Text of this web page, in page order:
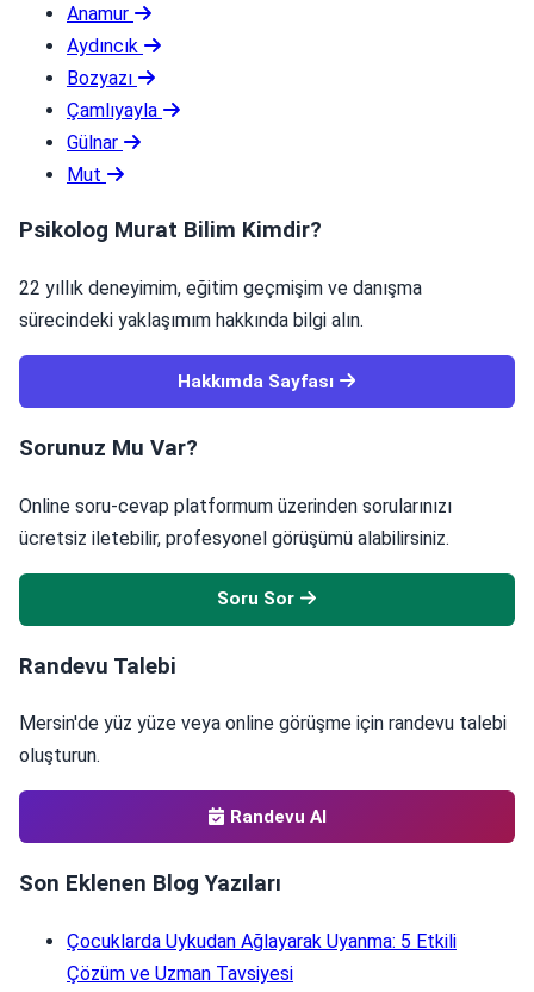
Anamur
Aydıncık
Bozyazı
Çamlıyayla
Gülnar
Mut
Psikolog Murat Bilim Kimdir?
22 yıllık deneyimim, eğitim geçmişim ve danışma
sürecindeki yaklaşımım hakkında bilgi alın.
Hakkımda Sayfası
Sorunuz Mu Var?
Online soru-cevap platformum üzerinden sorularınızı
ücretsiz iletebilir, profesyonel görüşümü alabilirsiniz.
Soru Sor
Randevu Talebi
Mersin'de yüz yüze veya online görüşme için randevu talebi
oluşturun.
Randevu Al
Son Eklenen Blog Yazıları
Çocuklarda Uykudan Ağlayarak Uyanma: 5 Etkili
Çözüm ve Uzman Tavsiyesi